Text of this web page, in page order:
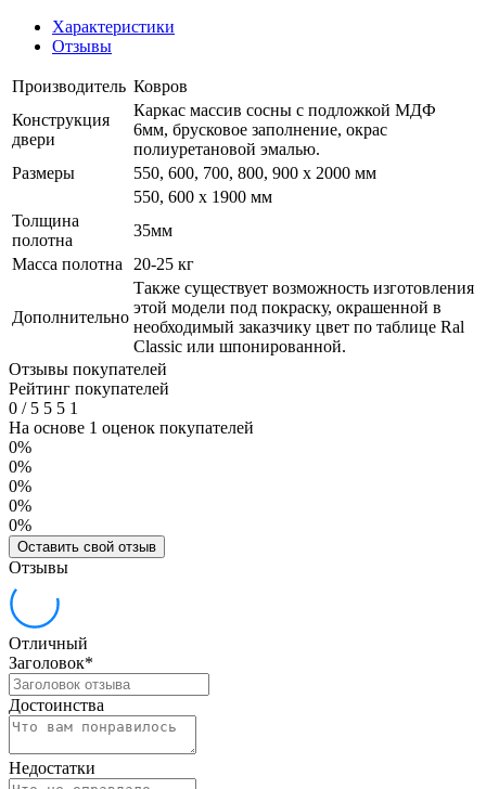
Характеристики
Отзывы
Производитель Ковров
Конструкция
двери
Каркас массив сосны с подложкой МДФ
6мм, брусковое заполнение, окрас
полиуретановой эмалью.
Размеры
550, 600, 700, 800, 900 x 2000 мм
550, 600 х 1900 мм
Толщина
полотна
35мм
Масса полотна
20-25 кг
Дополнительно
Также существует возможность изготовления
этой модели под покраску, окрашенной в
необходимый заказчику цвет по таблице Ral
Classic или шпонированной.
Отзывы покупателей
Рейтинг покупателей
0 /5 5 5 1
На основе 1 оценок покупателей
0%
0%
0%
0%
0%
Оставить свой отзыв
Отзывы
Отличный
Заголовок*
Достоинства
Недостатки